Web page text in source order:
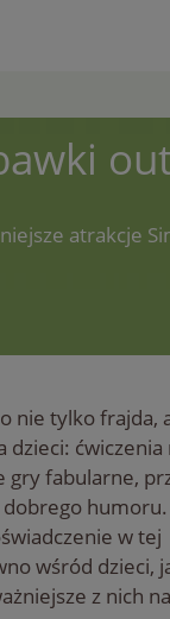
atrakcje
nie tylko frajda,
ćwiczenia
fabularne,
dobrego
w tej
wśród dzieci,
z nich